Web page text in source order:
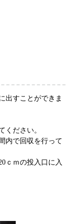
出すことができま
ください。
内で回収を行って
ｃｍの投入口に入